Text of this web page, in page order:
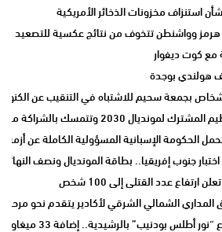
استنزاف مخزونات الذخائر الأمريكية
هرمز وواشنطن تتخوف من نتائج عكسية للتصعيد
مع كوت ديفوار
هولندي بوجدة
2030 وتتمسك بالشراكة مع المغرب وإسبانيا
الحكومة الإسبانية المسؤولية الكاملة عن أزمة
جنوب إفريقيا.. بطاقة المونديال ونصف
ارتفاع عدد القتلى إلى 100 شخص
الشمالي الشرقي لأكادير يتقدم نحو مرحلة
بالرشيدية.. إضافة 33 ميغاوات إلى الشبكة الوطنية